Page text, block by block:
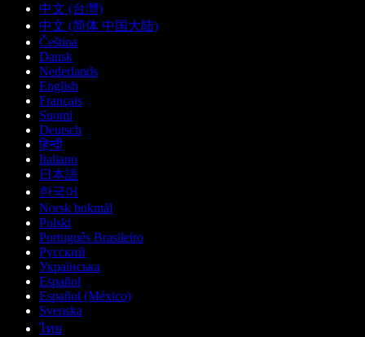
中文 (台灣)
中文 (简体 中国大陆)
Čeština
Dansk
Nederlands
English
Français
Suomi
Deutsch
हिन्दी
Italiano
日本語
한국어
Norsk bokmål
Polski
Português Brasileiro
Русский
Українська
Español
Español (México)
Svenska
ไทย